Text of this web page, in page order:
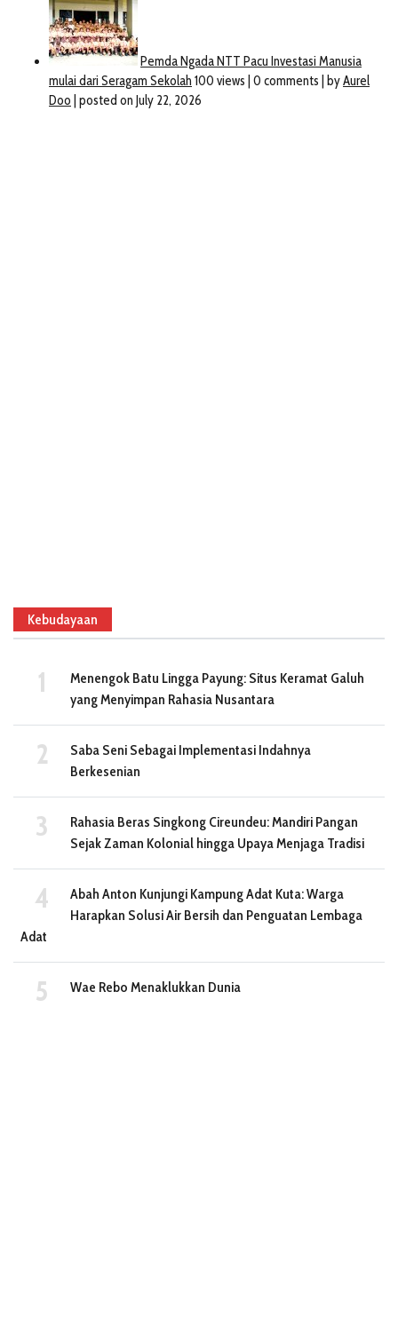
Kebudayaan
Menengok Batu Lingga Payung: Situs Keramat Galuh
yang Menyimpan Rahasia Nusantara
Saba Seni Sebagai Implementasi Indahnya
Berkesenian
Rahasia Beras Singkong Cireundeu: Mandiri Pangan
Sejak Zaman Kolonial hingga Upaya Menjaga Tradisi
Abah Anton Kunjungi Kampung Adat Kuta: Warga
Harapkan Solusi Air Bersih dan Penguatan Lembaga
Adat
Wae Rebo Menaklukkan Dunia